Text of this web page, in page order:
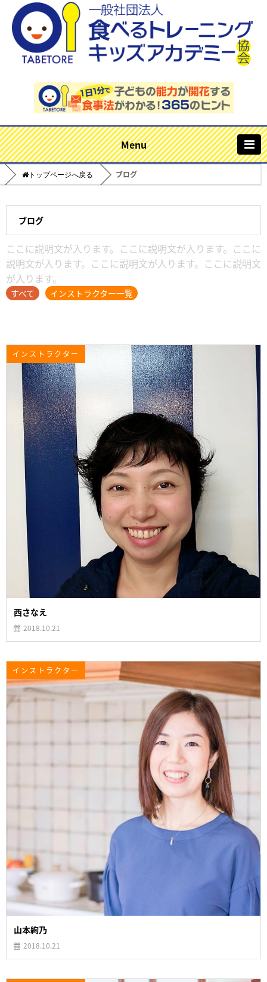
ブログ
ブログ
ここに説明文が入ります。ここに説明文が入ります。ここに
説明文が入ります。ここに説明文が入ります。ここに説明文
が入ります。
すべて インストラクター一覧
インストラクター
西さなえ
2018.10.21
インストラクター
山本絢乃
2018.10.21